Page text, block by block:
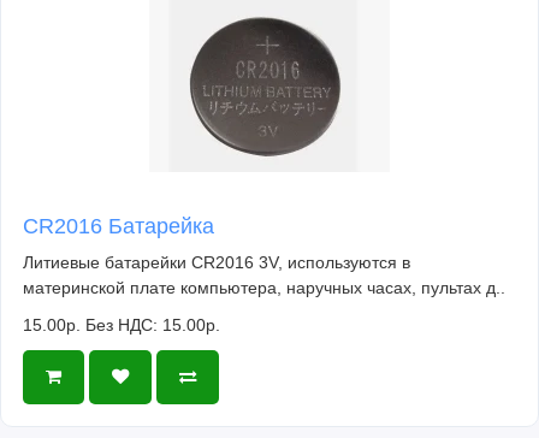
CR2016 Батарейка
Литиевые батарейки CR2016 3V, используются в
материнской плате компьютера, наручных часах, пультах д..
15.00р. Без НДС: 15.00р.